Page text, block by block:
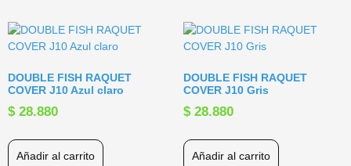
DOUBLE FISH RAQUET
COVER J10 Azul claro
$28.880
Añadir al carrito
DOUBLE FISH RAQUET
COVER J10 Gris
$28.880
Añadir al carrito